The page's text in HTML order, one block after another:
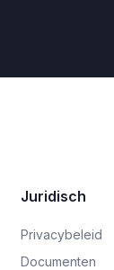
Juridisch
Privacybeleid
Documenten